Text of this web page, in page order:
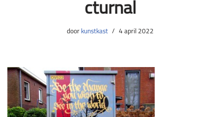
cturnal
door kunstkast 4 april 2022